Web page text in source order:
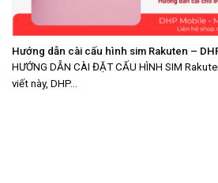
Hướng dẫn cài cấu hình sim Rakuten –
HƯỚNG DẪN CÀI ĐẶT CẤU HÌNH SIM
viết này, DHP...